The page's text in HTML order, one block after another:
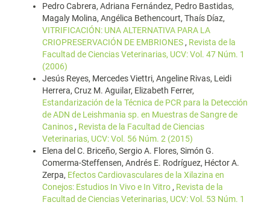
Pedro Cabrera, Adriana Fernández, Pedro Bastidas,
Magaly Molina, Angélica Bethencourt, Thaís Díaz,
VITRIFICACIÓN: UNA ALTERNATIVA PARA LA
CRIOPRESERVACIÓN DE EMBRIONES , Revista de la
Facultad de Ciencias Veterinarias, UCV: Vol. 47 Núm. 1
(2006)
Jesús Reyes, Mercedes Viettri, Angeline Rivas, Leidi
Herrera, Cruz M. Aguilar, Elizabeth Ferrer,
Estandarización de la Técnica de PCR para la Detección
de ADN de Leishmania sp. en Muestras de Sangre de
Caninos , Revista de la Facultad de Ciencias
Veterinarias, UCV: Vol. 56 Núm. 2 (2015)
Elena del C. Briceño, Sergio A. Flores, Simón G.
Comerma-Steffensen, Andrés E. Rodríguez, Héctor A.
Zerpa, Efectos Cardiovasculares de la Xilazina en
Conejos: Estudios In Vivo e In Vitro , Revista de la
Facultad de Ciencias Veterinarias, UCV: Vol. 53 Núm. 1